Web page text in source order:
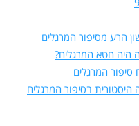
הרע מסיפור המרגלים
היה חטא המרגלים?
סיפור המרגלים
בסיפור המרגלים